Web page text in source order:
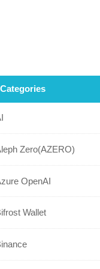
Categories
Zero(AZERO)
OpenAI
Wallet